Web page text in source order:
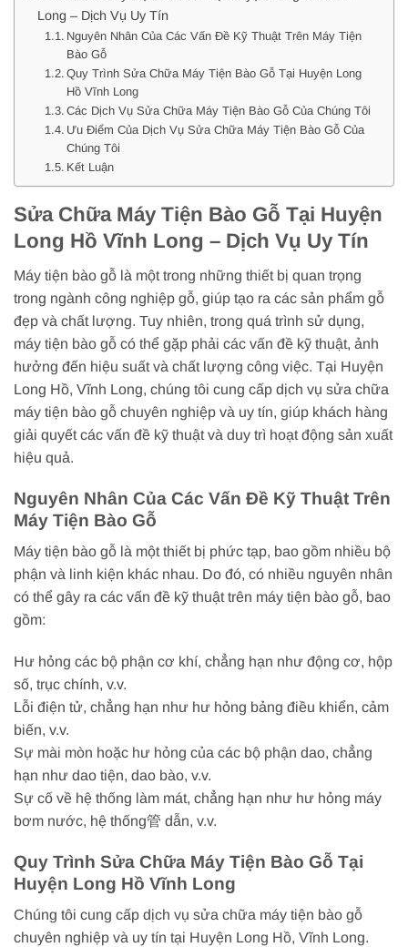
Long – Dịch Vụ Uy Tín
Nguyên Nhân Của Các Vấn Đề Kỹ Thuật Trên Máy Tiện
Bào Gỗ
Quy Trình Sửa Chữa Máy Tiện Bào Gỗ Tại Huyện Long
Hồ Vĩnh Long
Các Dịch Vụ Sửa Chữa Máy Tiện Bào Gỗ Của Chúng Tôi
Ưu Điểm Của Dịch Vụ Sửa Chữa Máy Tiện Bào Gỗ Của
Chúng Tôi
Kết Luận
Sửa Chữa Máy Tiện Bào Gỗ Tại Huyện
Long Hồ Vĩnh Long – Dịch Vụ Uy Tín
Máy tiện bào gỗ là một trong những thiết bị quan trọng
trong ngành công nghiệp gỗ, giúp tạo ra các sản phẩm gỗ
đẹp và chất lượng. Tuy nhiên, trong quá trình sử dụng,
máy tiện bào gỗ có thể gặp phải các vấn đề kỹ thuật, ảnh
hưởng đến hiệu suất và chất lượng công việc. Tại Huyện
Long Hồ, Vĩnh Long, chúng tôi cung cấp dịch vụ sửa chữa
máy tiện bào gỗ chuyên nghiệp và uy tín, giúp khách hàng
giải quyết các vấn đề kỹ thuật và duy trì hoạt động sản xuất
hiệu quả.
Nguyên Nhân Của Các Vấn Đề Kỹ Thuật Trên
Máy Tiện Bào Gỗ
Máy tiện bào gỗ là một thiết bị phức tạp, bao gồm nhiều bộ
phận và linh kiện khác nhau. Do đó, có nhiều nguyên nhân
có thể gây ra các vấn đề kỹ thuật trên máy tiện bào gỗ, bao
gồm:
Hư hỏng các bộ phận cơ khí, chẳng hạn như động cơ, hộp
số, trục chính, v.v.
Lỗi điện tử, chẳng hạn như hư hỏng bảng điều khiển, cảm
biến, v.v.
Sự mài mòn hoặc hư hỏng của các bộ phận dao, chẳng
hạn như dao tiện, dao bào, v.v.
Sự cố về hệ thống làm mát, chẳng hạn như hư hỏng máy
bơm nước, hệ thống管 dẫn, v.v.
Quy Trình Sửa Chữa Máy Tiện Bào Gỗ Tại
Huyện Long Hồ Vĩnh Long
Chúng tôi cung cấp dịch vụ sửa chữa máy tiện bào gỗ
chuyên nghiệp và uy tín tại Huyện Long Hồ, Vĩnh Long.